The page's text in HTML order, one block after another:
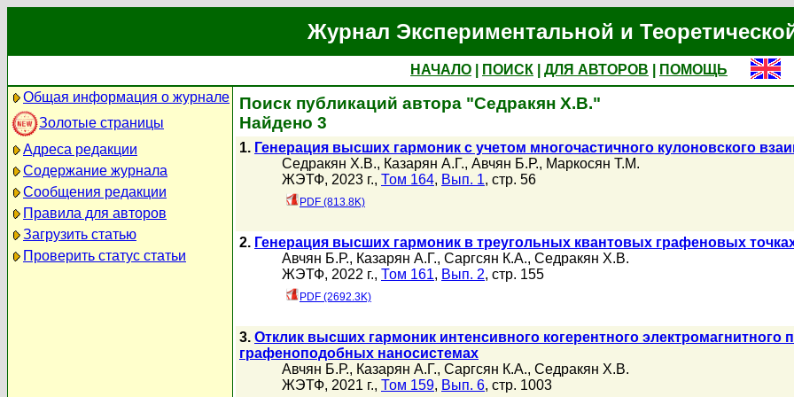
Журнал Экспериментальной и
НАЧАЛО ПОИСК ДЛЯ АВТОРОВ
ПОМОЩЬ
Общая информация о журнале
Золотые страницы
Адреса редакции
Содержание журнала
Сообщения редакции
Правила для авторов
Загрузить статью
Проверить статус статьи
Поиск публикаций автора "Седракян Х.В."
Найдено 3
1. Генерация высших гармоник с учетом многочастичного кулоновского
Седракян Х.В., Казарян А.Г., Авчян Б.Р., Маркосян Т.М.
ЖЭТФ, 2023 г., Том 164, Вып. 1, стр. 56
PDF (813.8K)
2. Генерация высших гармоник в треугольных квантовых графеновых
Авчян Б.Р., Казарян А.Г., Саргсян К.А., Седракян Х.В.
ЖЭТФ, 2022 г., Том 161, Вып. 2, стр. 155
PDF (2692.3K)
3. Отклик высших гармоник интенсивного когерентного
графеноподобных наносистемах
Авчян Б.Р., Казарян А.Г., Саргсян К.А., Седракян Х.В.
ЖЭТФ, 2021 г., Том 159, Вып. 6, стр. 1003